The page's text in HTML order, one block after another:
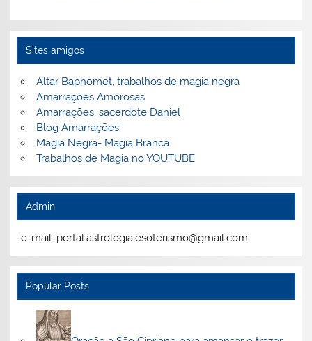
Sites amigos
Altar Baphomet, trabalhos de magia negra
Amarrações Amorosas
Amarrações, sacerdote Daniel
Blog Amarrações
Magia Negra- Magia Branca
Trabalhos de Magia no YOUTUBE
Admin
e-mail: portal.astrologia.esoterismo@gmail.com
Popular Posts